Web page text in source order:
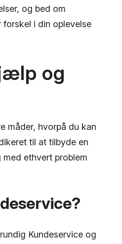
og bed om
i din oplevelse
og
måder, hvorpå du kan
til at tilbyde en
ethvert problem
Kundeservice og